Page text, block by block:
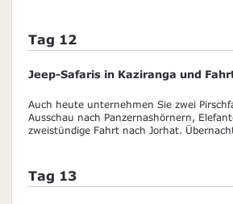
Tag 12
Jeep-Safaris in Kaziranga und
Auch heute unternehmen Sie zwei
Ausschau nach Panzernashörnern,
zweistündige Fahrt nach Jorhat.
Tag 13